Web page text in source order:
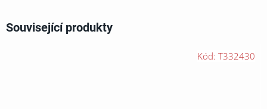
Související produkty
Kód: T332430